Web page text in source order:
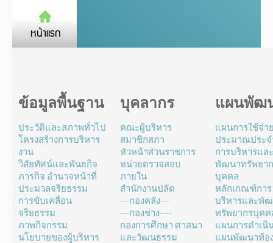
ข้อมูลพื้นฐาน
ประวัติและสภาพทั่วไป
โครงสร้างการบริหาร
งาน
วิสัยทัศน์และพันธกิจ
ภารกิจ อำนาจหน้าที่
ประมวลจริยธรรม
การขับเคลื่อน
จริยธรรม
ภาพกิจกรรม
นโยบายของผู้บริหาร
บุคลากร
คณะผู้บริหาร
สมาชิกสภา
หัวหน้าส่วนราชการ
หน่วยตรวจสอบ
ภายใน
สำนักงานปลัด
---กองคลัง---
---กองช่าง----
กองการศึกษา ศาสนา
และวัฒนธรรม
แผนพัฒ
แผนการใช้จ่า
ประมาณประ
การบริหารแล
พัฒนาทรัพยา
บุคคล
หลักเกณฑ์การ
บริหารและพั
ทรัพยากรบุคค
แผนการดำเนิ
แผนพัฒนาท้อ